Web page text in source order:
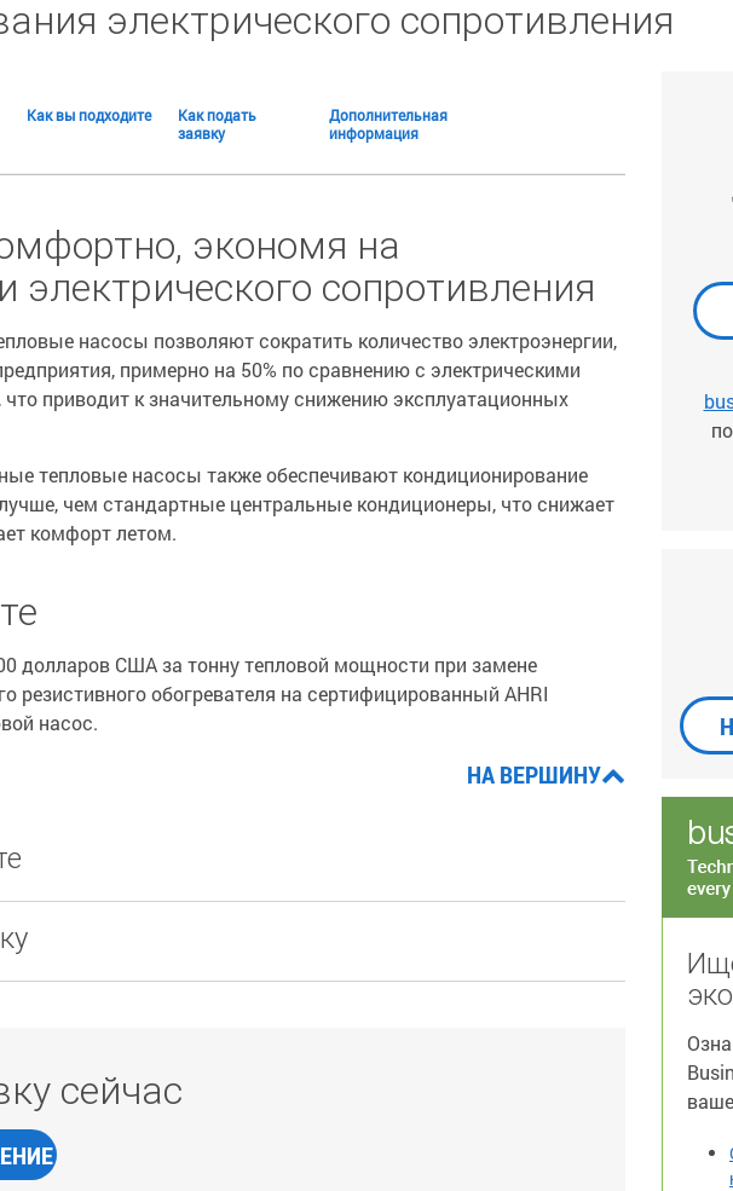
электрического сопротивления
Как вы подходите
Как подать
заявку
Дополнительная
информация
экономя на
электрического сопротивления
насосы позволяют сократить количество электроэнергии,
примерно на 50% по сравнению с электрическими
приводит к значительному снижению эксплуатационных
тепловые насосы также обеспечивают кондиционирование
чем стандартные центральные кондиционеры, что снижает
комфорт летом.
долларов США за тонну тепловой мощности при замене
резистивного обогревателя на сертифицированный AHRI
насос.
НА ВЕРШИНУ
сейчас